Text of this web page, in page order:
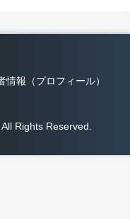
情報（プロフィール）
Rights Reserved.